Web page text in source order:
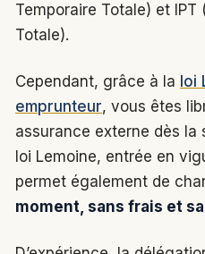
Temporaire Totale) et IPT
Totale).
Cependant, grâce à la loi
emprunteur, vous êtes
assurance externe dès la
loi Lemoine, entrée en
permet également de
moment, sans frais et